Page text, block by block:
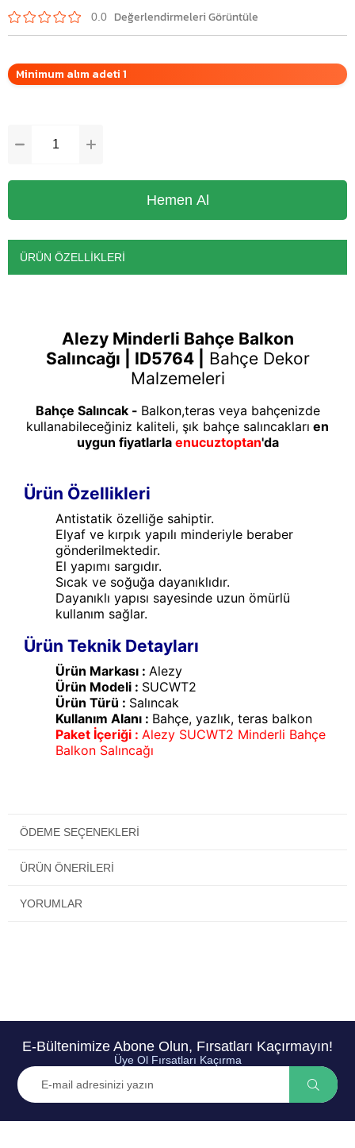
0.0
Minimum alım adeti 1
ÜRÜN ÖZELLIKLERI
Alezy Minderli Bahçe Balkon
Salıncağı | ID5764 |
Bahçe Dekor
Malzemeleri
Bahçe Salıncak - Balkon,teras veya bahçenizde
kullanabileceğiniz kaliteli, şık bahçe salıncakları en
uygun fiyatlarla enucuztoptan'da
Ürün Özellikleri
Antistatik özelliğe sahiptir.
Elyaf ve kırpık yapılı minderiyle beraber
gönderilmektedir.
El yapımı sargıdır.
Sıcak ve soğuğa dayanıklıdır.
Dayanıklı yapısı sayesinde uzun ömürlü
kullanım sağlar.
Ürün Teknik Detayları
Ürün Markası : Alezy
Ürün Modeli : SUCWT2
Ürün Türü : Salıncak
Kullanım Alanı : Bahçe, yazlık, teras balkon
Paket İçeriği : Alezy SUCWT2 Minderli Bahçe
Balkon Salıncağı
ÖDEME SEÇENEKLERI
ÜRÜN ÖNERILERI
YORUMLAR
E-Bültenimize Abone Olun, Fırsatları Kaçırmayın!
Üye Ol Fırsatları Kaçırma